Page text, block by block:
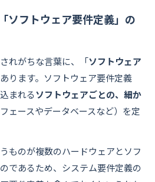
ソフトウェア要件定義」の
れがちな言葉に、「ソフトウェア
ります。ソフトウェア要件定義
まれるソフトウェアごとの、細か
ェースやデータベースなど）を定
ものが複数のハードウェアとソフ
であるため、システム要件定義の